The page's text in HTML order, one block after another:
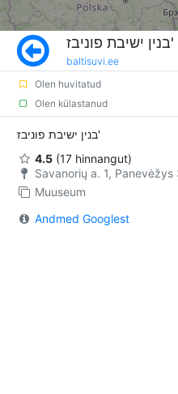
בנין ישיבת פוניבז'
baltisuvi.ee
Olen huvitatud
Olen külastanud
בנין ישיבת פוניבז'
4.5(17 hinnangut)
Savanorių a. 1, Panevėžys
Muuseum
Andmed Googlest